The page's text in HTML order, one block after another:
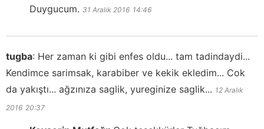
Duygucum. 31 Aralık 2016 14:46
tugba: Her zaman ki gibi enfes oldu... tam tadindaydi...
Kendimce sarimsak, karabiber ve kekik ekledim... Cok
da yakıştı... ağzınıza saglik, yureginize saglik... 12 Aralık
2016 20:37